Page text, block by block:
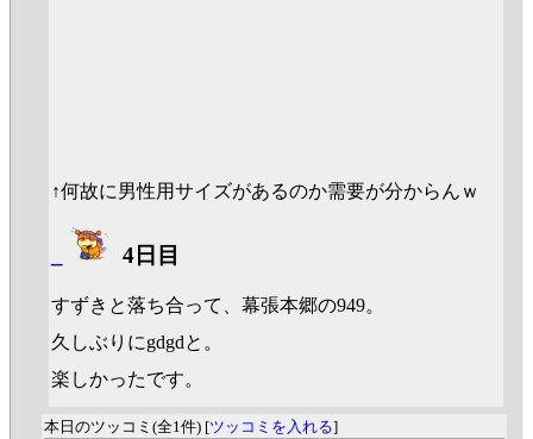
↑何故に男性用サイズがあるのか需要が分からんｗ
4日目
すずきと落ち合って、幕張本郷の949。
久しぶりにgdgdと。
楽しかったです。
本日のツッコミ(全1件) [ツッコミを入れる]